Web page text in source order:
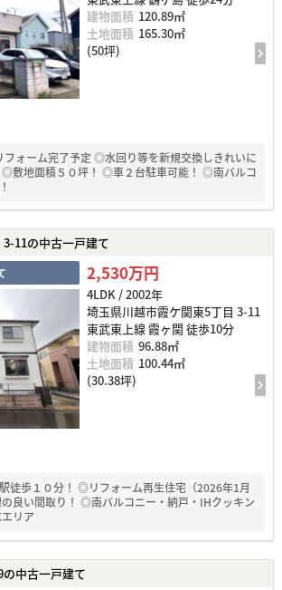
建物面積 120.89㎡
土地面積 165.30㎡
(50坪)
ォーム完了予定 ◎水回り等を新規交換しきれいに
◎敷地面積５０坪！ ◎車２台駐車可能！ ◎南バルコ
11の中古一戸建て
2,530万円
4LDK / 2002年
埼玉県川越市霞ケ関東5丁目 3-11
東武東上線 霞ヶ関 徒歩10分
建物面積 96.88㎡
土地面積 100.44㎡
(30.38坪)
徒歩１０分！ ◎リフォーム再生住宅（2026年1月
良い間取り！ ◎南バルコニー・納戸・IHクッキン
リア
中古一戸建て